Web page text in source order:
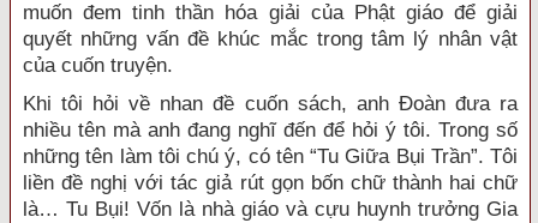
muốn đem tinh thần hóa giải của Phật giáo để giải
quyết những vấn đề khúc mắc trong tâm lý nhân vật
của cuốn truyện.
Khi tôi hỏi về nhan đề cuốn sách, anh Đoàn đưa ra
nhiều tên mà anh đang nghĩ đến để hỏi ý tôi. Trong số
những tên làm tôi chú ý, có tên “Tu Giữa Bụi Trần”. Tôi
liền đề nghị với tác giả rút gọn bốn chữ thành hai chữ
là… Tu Bụi! Vốn là nhà giáo và cựu huynh trưởng Gia